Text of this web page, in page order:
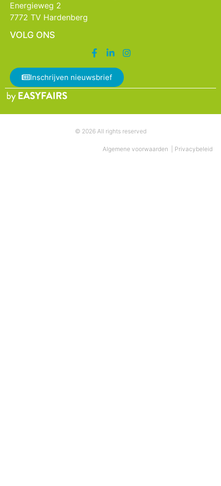
Energieweg 2
7772 TV Hardenberg
VOLG ONS
Inschrijven nieuwsbrief
© 2026 All rights reserved
Algemene voorwaarden Privacybeleid